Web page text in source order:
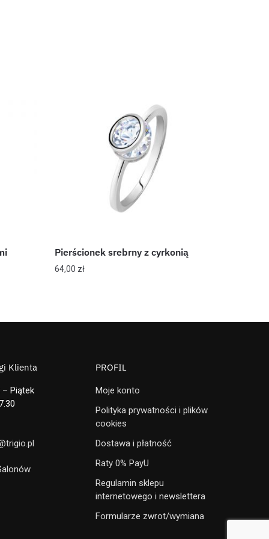
Pierścionek srebrny z cyrkonią
64,00 zł
Klienta
– Piątek
PROFIL
Moje konto
Polityka prywatności i plików
cookies
Dostawa i płatność
Raty 0% PayU
Regulamin sklepu
internetowego i newslettera
Formularze zwrot/wymiana